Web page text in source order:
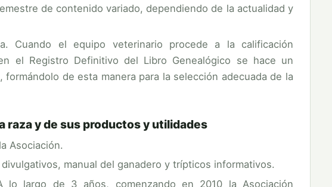
de contenido variado, dependiendo de la actualidad y
Cuando el equipo veterinario procede a la calificación
el Registro Definitivo del Libro Genealógico se hace un
de esta manera para la selección adecuada de la
raza y de sus productos y utilidades
Asociación.
manual del ganadero y trípticos informativos.
lo largo de 3 años, comenzando en 2010 la Asociación